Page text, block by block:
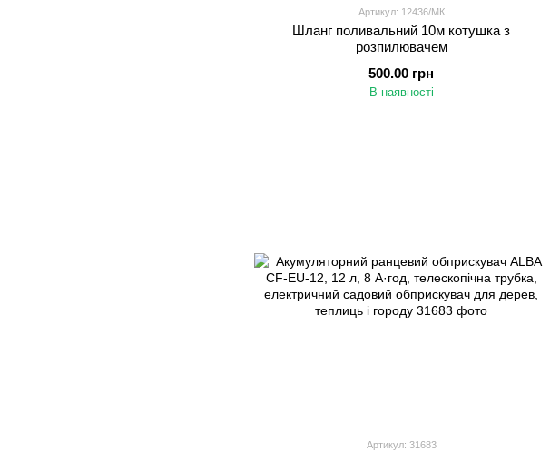
Артикул: 12436/МК
Шланг поливальний 10м котушка з
розпилювачем
500.00 грн
В наявності
Артикул: 31683